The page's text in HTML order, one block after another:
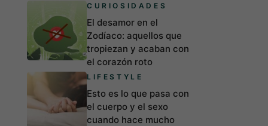
CURIOSIDADES
El desamor en el
Zodíaco: aquellos que
tropiezan y acaban con
el corazón roto
LIFESTYLE
Esto es lo que pasa con
el cuerpo y el sexo
cuando hace mucho